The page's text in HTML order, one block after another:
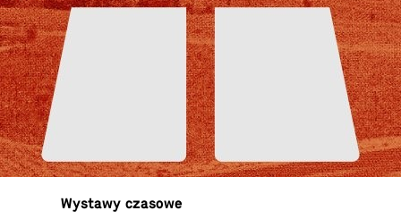
Wystawy czasowe